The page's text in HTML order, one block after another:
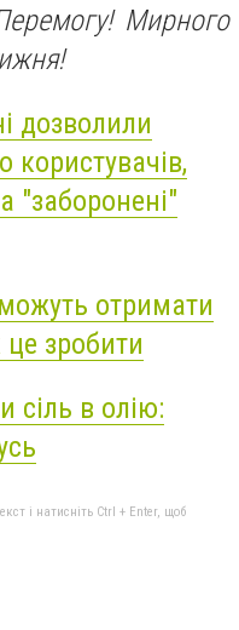
Мирного
дозволили
користувачів,
"заборонені"
отримати
зробити
сіль в олію:
і натисніть Ctrl + Enter, щоб